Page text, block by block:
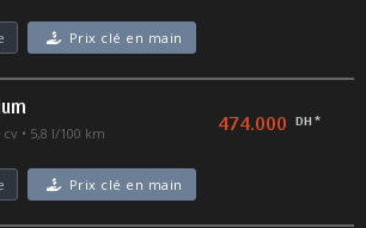
Prix clé en main
cv 5,8 l/100 km 474.000 DH *
Prix clé en main